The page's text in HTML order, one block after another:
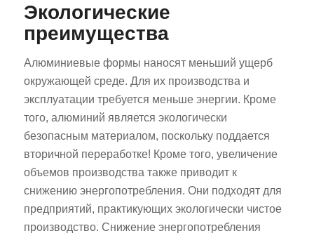
Экологические
преимущества
Алюминиевые формы наносят меньший ущерб
окружающей среде. Для их производства и
эксплуатации требуется меньше энергии. Кроме
того, алюминий является экологически
безопасным материалом, поскольку поддается
вторичной переработке! Кроме того, увеличение
объемов производства также приводит к
снижению энергопотребления. Они подходят для
предприятий, практикующих экологически чистое
производство. Снижение энергопотребления
ES
JA
KO
CS
DA
FI
EL
SV